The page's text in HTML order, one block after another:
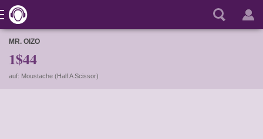
MR. OIZO
1$44
auf: Moustache (Half A Scissor)